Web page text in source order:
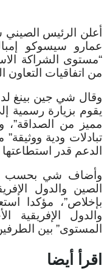
أعلن الرئيس
عمارو سيسوكو
“مستوى الشراكة
من اتفاقيات التعاون
وقال شي جين بينغ
يقوم بزيارة رسمية
مميز من
تبادلات ودية
الدعم قدر استطاعتها
وأضاف شي بحسب
الصين والدول
بإخلاص”، مؤكدا
والدول الإفريقية
المستوى” بين
اقرأ أيضا